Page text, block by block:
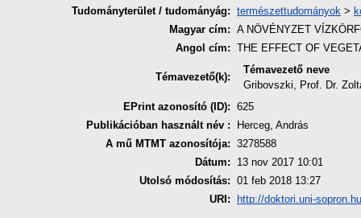
Tudományterület / tudományág: természettudományok >
Magyar cím: A NÖVÉNYZET
Angol cím: THE EFFECT OF
Témavezető(k):
Témavezető neve
Gribovszki, Prof. Dr.
EPrint azonosító (ID): 625
Publikációban használt név :
Herceg, András
A mű MTMT azonosítója: 3278588
Dátum:
13 nov 2017 10:01
Utolsó módosítás: 01 feb 2018 13:27
URI:
http://doktori.uni-